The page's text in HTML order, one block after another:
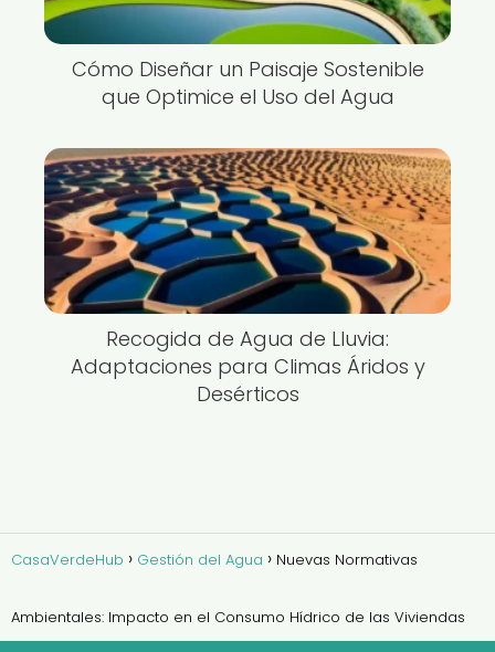
Cómo Diseñar un Paisaje Sostenible
que Optimice el Uso del Agua
Recogida de Agua de Lluvia:
Adaptaciones para Climas Áridos y
Desérticos
CasaVerdeHub Gestión del Agua Nuevas Normativas
Ambientales: Impacto en el Consumo Hídrico de las Viviendas